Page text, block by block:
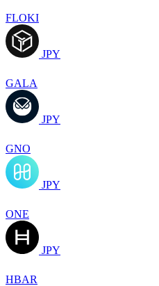
FLOKI
JPY
GALA
JPY
GNO
JPY
ONE
JPY
HBAR